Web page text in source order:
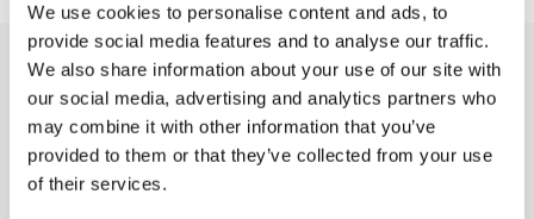
We use cookies to personalise content and ads, to
provide social media features and to analyse our traffic.
We also share information about your use of our site with
our social media, advertising and analytics partners who
may combine it with other information that you’ve
provided to them or that they’ve collected from your use
of their services.